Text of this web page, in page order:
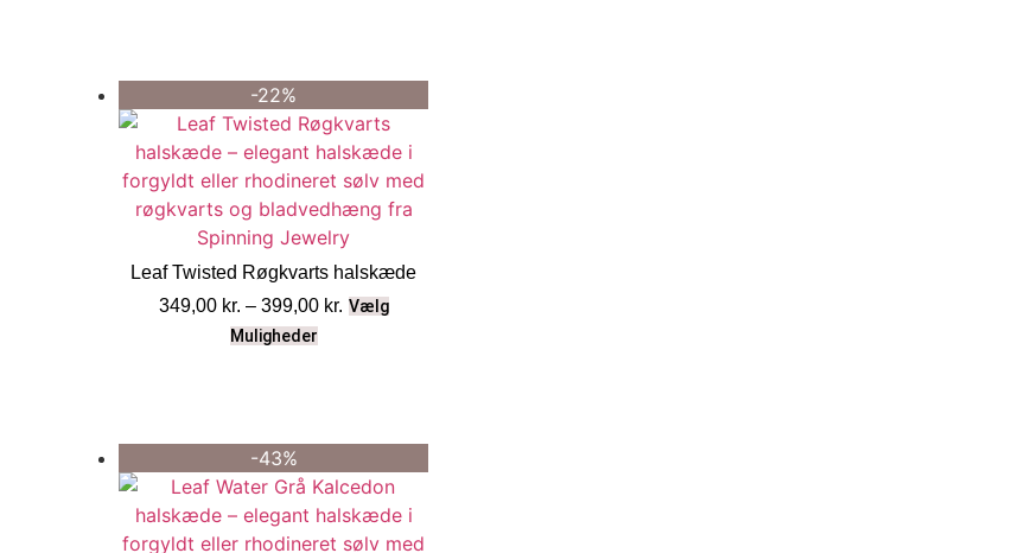
-22%
Leaf Twisted Røgkvarts halskæde
349,00 kr. – 399,00 kr. Vælg
Muligheder
-43%